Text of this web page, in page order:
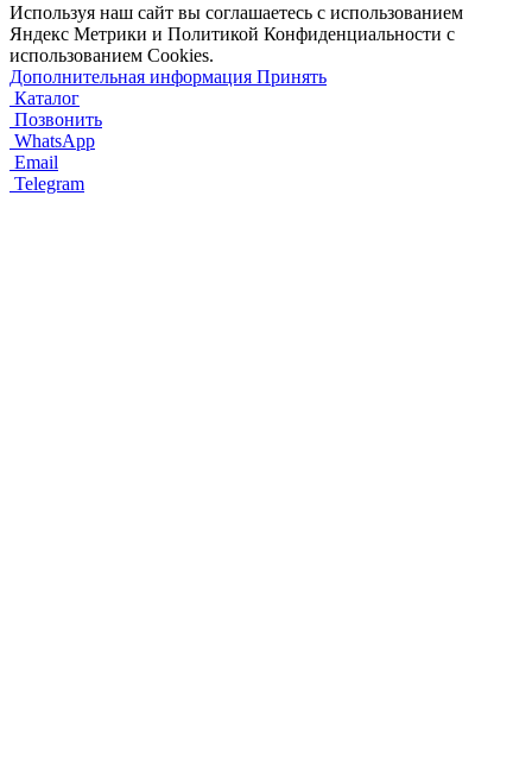
Используя наш сайт вы соглашаетесь с использованием
Яндекс Метрики и Политикой Конфиденциальности с
использованием Cookies.
Дополнительная информация Принять
Каталог
Позвонить
WhatsApp
Email
Telegram